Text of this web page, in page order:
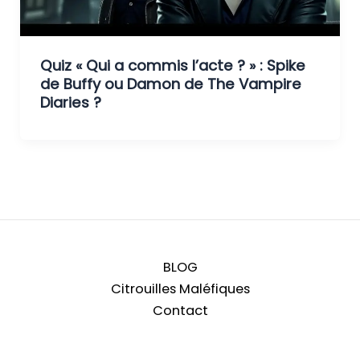
Quiz « Qui a commis l’acte ? » : Spike
de Buffy ou Damon de The Vampire
Diaries ?
BLOG
Citrouilles Maléfiques
Contact